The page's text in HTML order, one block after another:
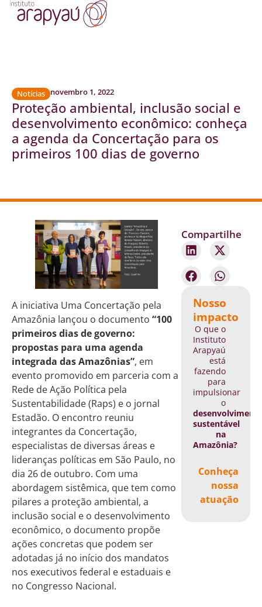
Notícias novembro 1, 2022
Proteção ambiental, inclusão social e
desenvolvimento econômico: conheça
a agenda da Concertação para os
primeiros 100 dias de governo
Compartilhe
Nosso
impacto
O que o
Instituto
Arapyaú
está
fazendo
para
impulsionar
o
sustentável
na
Amazônia?
Conheça
nossa
atuação
A iniciativa Uma Concertação pela
Amazônia lançou o documento “100
primeiros dias de governo:
propostas para uma agenda
integrada das Amazônias”, em
evento promovido em parceria com a
Rede de Ação Política pela
Sustentabilidade (Raps) e o jornal
Estadão. O encontro reuniu
integrantes da Concertação,
especialistas de diversas áreas e
lideranças políticas em São Paulo, no
dia 26 de outubro. Com uma
abordagem sistêmica, que tem como
pilares a proteção ambiental, a
inclusão social e o desenvolvimento
econômico, o documento propõe
ações concretas que podem ser
adotadas já no início dos mandatos
nos executivos federal e estaduais e
no Congresso Nacional.